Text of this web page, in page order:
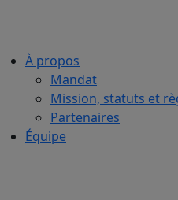
À propos
Mandat
Mission, statuts et
Partenaires
Équipe